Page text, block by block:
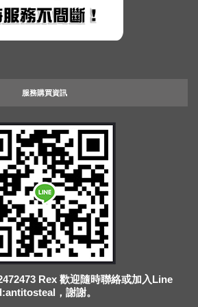
服務購買資訊
Rex 歡迎隨時聯絡或加入Line
，謝謝。